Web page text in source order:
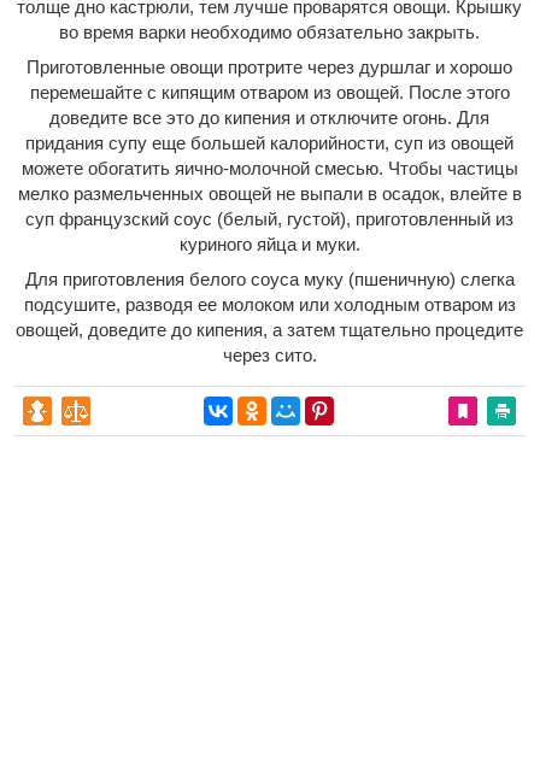
толще дно кастрюли, тем лучше проварятся овощи. Крышку
во время варки необходимо обязательно закрыть.
Приготовленные овощи протрите через дуршлаг и хорошо
перемешайте с кипящим отваром из овощей. После этого
доведите все это до кипения и отключите огонь. Для
придания супу еще большей калорийности, суп из овощей
можете обогатить яично-молочной смесью. Чтобы частицы
мелко размельченных овощей не выпали в осадок, влейте в
суп французский соус (белый, густой), приготовленный из
куриного яйца и муки.
Для приготовления белого соуса муку (пшеничную) слегка
подсушите, разводя ее молоком или холодным отваром из
овощей, доведите до кипения, а затем тщательно процедите
через сито.